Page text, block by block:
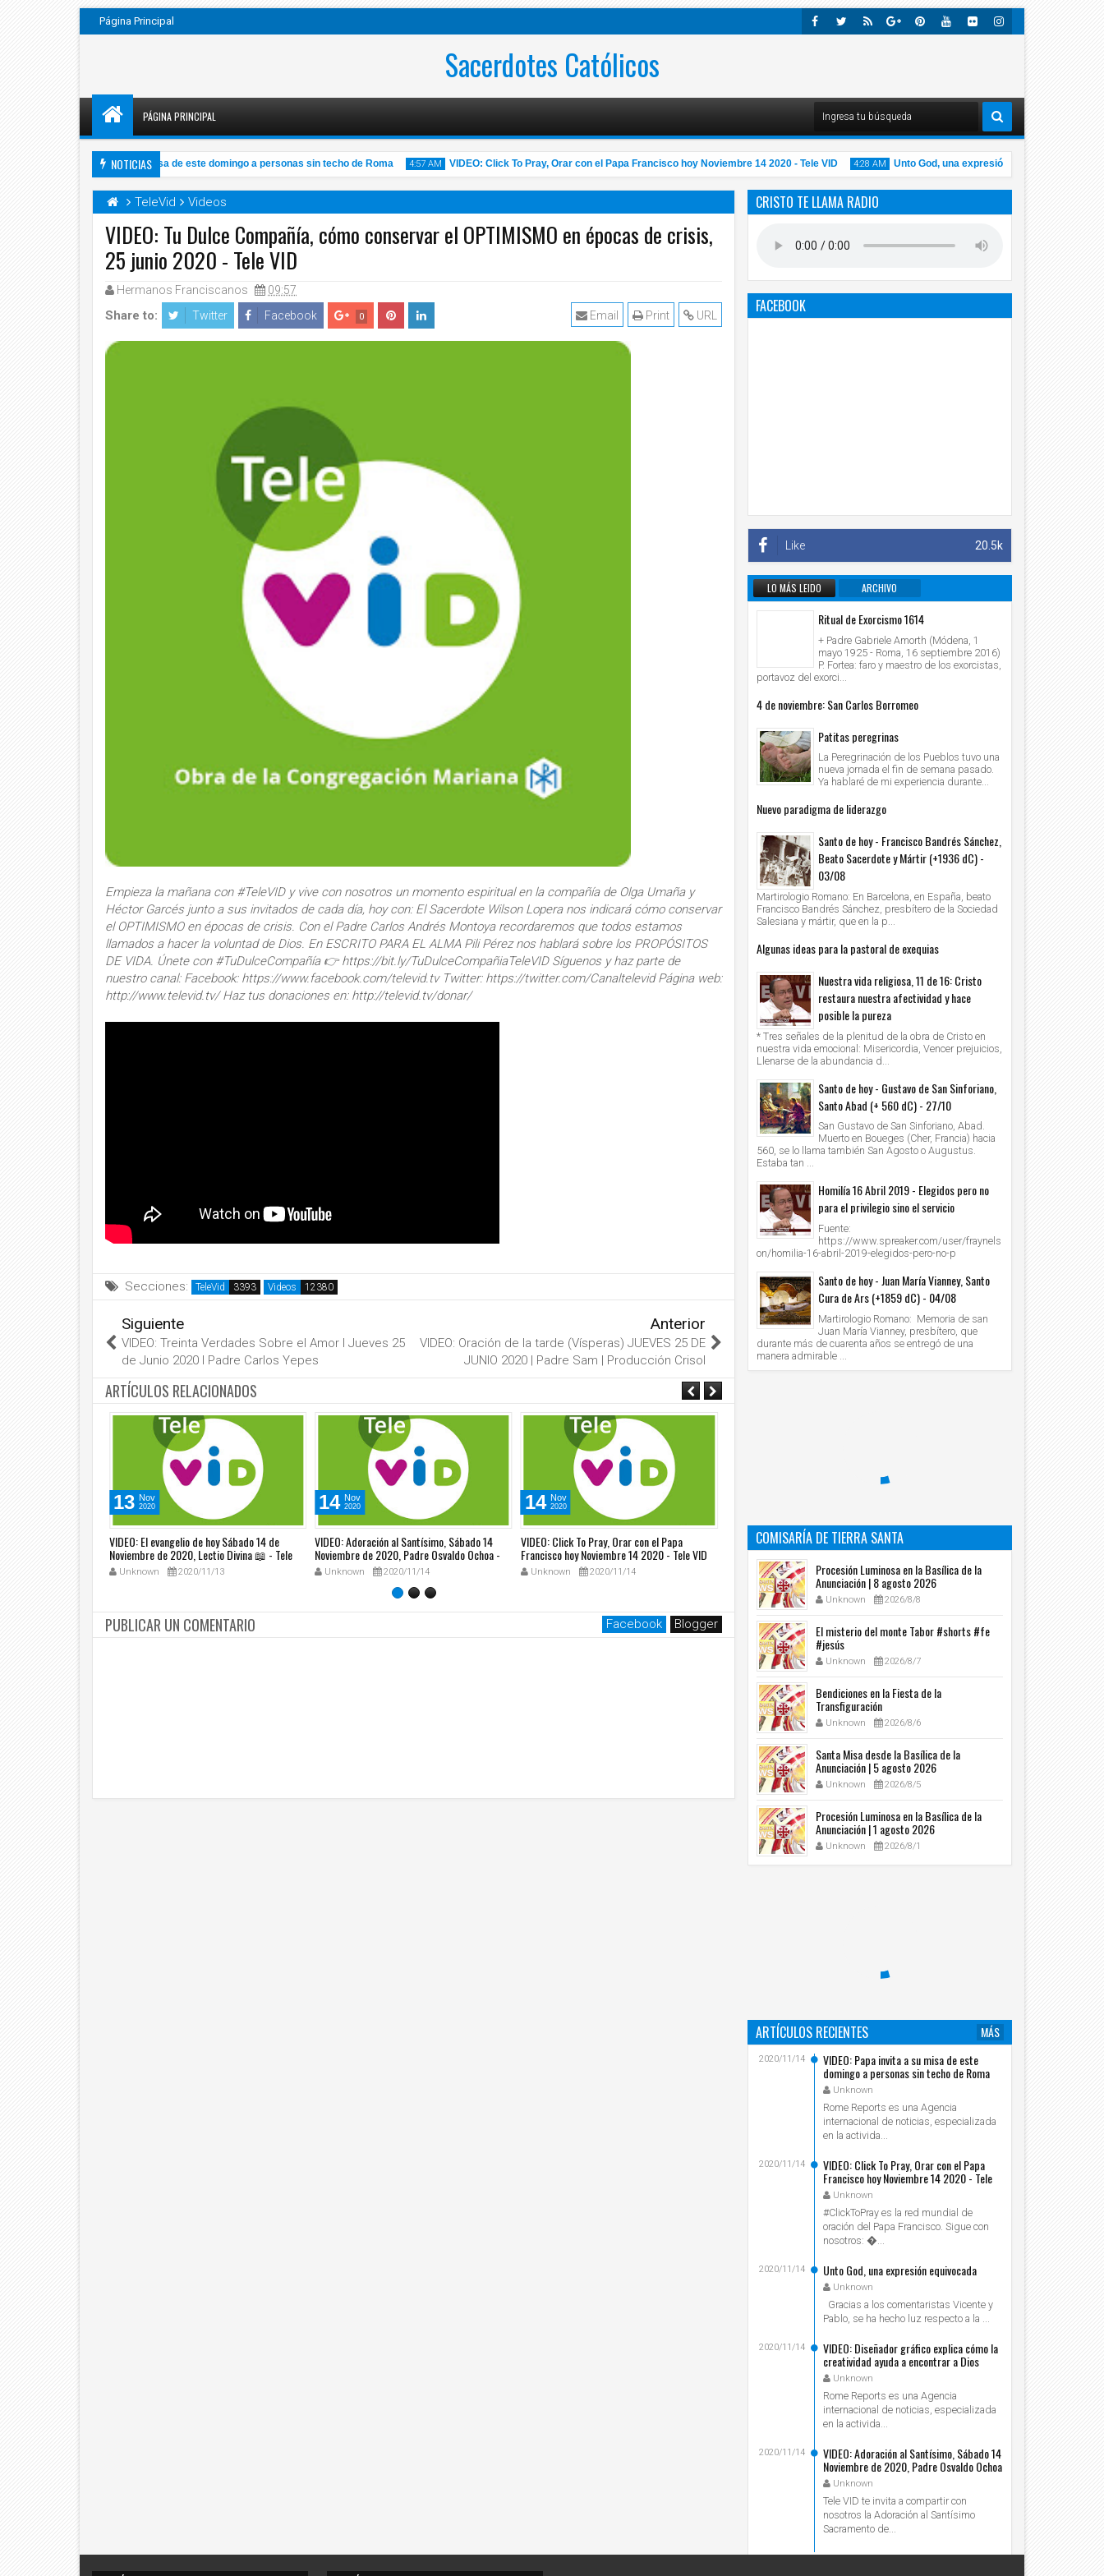
Página Principal
M
Plus
Sacerdotes Católicos
PÁGINA PRINCIPAL
NOTICIAS
VIDEO: Papa invita a su misa de este domingo a personas sin techo de Roma 4:57 AM VIDEO: Click To Pray, Orar con el Papa Francisco hoy Noviembre 14 2020 - Tele VID 4:28 AM
14
Unto God, una expresión equivocada
TeleVid Videos
VIDEO: Tu Dulce Compañía, cómo conservar el OPTIMISMO en épocas de crisis,
25 junio 2020 - Tele VID
Hermanos Franciscanos 09:57
Share to: Twitter Facebook 0 URL
Print
Email
Empieza la mañana con #TeleVID y vive con nosotros un momento espiritual en la compañía de Olga Umaña y
Héctor Garcés junto a sus invitados de cada día, hoy con: El Sacerdote Wilson Lopera nos indicará cómo conservar
el OPTIMISMO en épocas de crisis. Con el Padre Carlos Andrés Montoya recordaremos que todos estamos
llamados a hacer la voluntad de Dios. En ESCRITO PARA EL ALMA Pili Pérez nos hablará sobre los PROPÓSITOS
DE VIDA. Únete con #TuDulceCompañía 👉 https://bit.ly/TuDulceCompañiaTeleVID Síguenos y haz parte de
nuestro canal: Facebook: https://www.facebook.com/televid.tv Twitter: https://twitter.com/Canaltelevid Página web:
http://www.televid.tv/ Haz tus donaciones en: http://televid.tv/donar/
Secciones: TeleVid Videos
Siguiente
VIDEO: Treinta Verdades Sobre el Amor l Jueves 25
de Junio 2020 l Padre Carlos Yepes
Anterior
VIDEO: Oración de la tarde (Vísperas) JUEVES 25 DE
JUNIO 2020 | Padre Sam | Producción Crisol
ARTÍCULOS RELACIONADOS
13 Nov
2020
VIDEO: El evangelio de hoy Sábado 14 de
Noviembre de 2020, Lectio Divina 📖 - Tele
VIDUnknown 2020/11/13
14 Nov
2020
VIDEO: Adoración al Santísimo, Sábado 14
Noviembre de 2020, Padre Osvaldo Ochoa -
Tele VID
Unknown 2020/11/14
14 Nov
2020
VIDEO: Click To Pray, Orar con el Papa
Francisco hoy Noviembre 14 2020 - Tele VID
Unknown 2020/11/14
VIDEO: Papa invita a su misa de este domingo
a personas sin techo de Roma
Unknown 2020/11/14
creatividad ayuda a encontrar a Dios
Unknown
PUBLICAR UN COMENTARIO Facebook Blogger
CRISTO TE LLAMA RADIO
FACEBOOK
20.5k
Like
LO MÁS LEIDO
ARCHIVO
INFORMATIVO
Ritual de Exorcismo 1614
+ Padre Gabriele Amorth (Módena, 1
mayo 1925 - Roma, 16 septiembre 2016)
P. Fortea: faro y maestro de los exorcistas,
portavoz del exorci...
4 de noviembre: San Carlos Borromeo
Patitas peregrinas
La Peregrinación de los Pueblos tuvo una
nueva jornada el fin de semana pasado.
Ya hablaré de mi experiencia durante...
Nuevo paradigma de liderazgo
Santo de hoy - Francisco Bandrés Sánchez,
Beato Sacerdote y Mártir (+1936 dC) -
03/08
Martirologio Romano: En Barcelona, en España, beato
Francisco Bandrés Sánchez, presbítero de la Sociedad
Salesiana y mártir, que en la p...
Algunas ideas para la pastoral de exequias
Nuestra vida religiosa, 11 de 16: Cristo
restaura nuestra afectividad y hace
posible la pureza
* Tres señales de la plenitud de la obra de Cristo en
nuestra vida emocional: Misericordia, Vencer prejuicios,
Llenarse de la abundancia d...
Santo de hoy - Gustavo de San Sinforiano,
Santo Abad (+ 560 dC) - 27/10
San Gustavo de San Sinforiano, Abad.
Muerto en Boueges (Cher, Francia) hacia
560, se lo llama también San Agosto o Augustus.
Estaba tan ...
Homilía 16 Abril 2019 - Elegidos pero no
para el privilegio sino el servicio
Fuente:
https://www.spreaker.com/user/fraynels
on/homilia-16-abril-2019-elegidos-pero-no-p
Santo de hoy - Juan María Vianney, Santo
Cura de Ars (+1859 dC) - 04/08
Martirologio Romano: Memoria de san
Juan María Vianney, presbítero, que
durante más de cuarenta años se entregó de una
manera admirable ...
COMISARÍA DE TIERRA SANTA
Procesión Luminosa en la Basílica de la
Anunciación | 8 agosto 2026
Unknown 2026/8/8
El misterio del monte Tabor #shorts #fe
#jesús
Unknown 2026/8/7
Bendiciones en la Fiesta de la
Transfiguración
Unknown 2026/8/6
Santa Misa desde la Basílica de la
Anunciación | 5 agosto 2026
Unknown 2026/8/5
Procesión Luminosa en la Basílica de la
Anunciación | 1 agosto 2026
Unknown 2026/8/1
ARTÍCULOS RECIENTES
MÁS
VIDEO: Papa invita a su misa de este
domingo a personas sin techo de Roma
Unknown
2020/11/14
Rome Reports es una Agencia
internacional de noticias, especializada
en la activida...
VIDEO: Click To Pray, Orar con el Papa
Francisco hoy Noviembre 14 2020 - Tele
VIDUnknown
2020/11/14
#ClickToPray es la red mundial de
oración del Papa Francisco. Sigue con
nosotros: ...
Unto God, una expresión equivocada
Unknown
2020/11/14
Gracias a los comentaristas Vicente y
Pablo, se ha hecho luz respecto a la ...
VIDEO: Diseñador gráfico explica cómo la
creatividad ayuda a encontrar a Dios
Unknown
2020/11/14
Rome Reports es una Agencia
internacional de noticias, especializada
en la activida...
VIDEO: Adoración al Santísimo, Sábado 14
Noviembre de 2020, Padre Osvaldo Ochoa
- Tele VID
Unknown
2020/11/14
Tele VID te invita a compartir con
nosotros la Adoración al Santísimo
Sacramento de...